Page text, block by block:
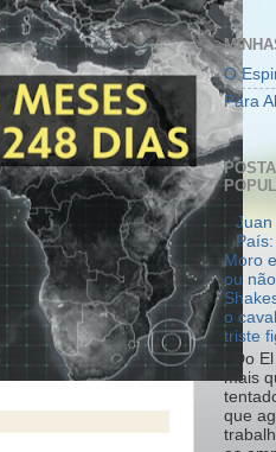
O
Para
Juan
Moro
ou
o
triste
Do
mais
que